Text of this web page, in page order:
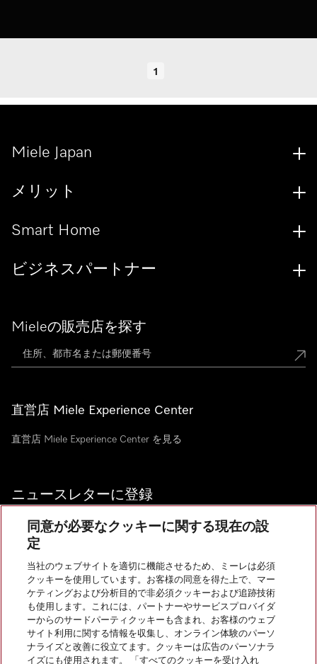
1
Mieleの販売店を探す
直営店 Miele Experience Center
直営店 Miele Experience Center を見る
ニュースレターに登録
お問い合わせ
Miele Japan
メリット
Smart Home
ビジネスパートナー
InstagramのMiele
YoutubeのMiele
同意が必要なクッキーに関する現在の設
定
当社のウェブサイトを適切に機能させるため、ミーレは必須
クッキーを使用しています。お客様の同意を得た上で、マー
ケティングおよび分析目的で非必須クッキーおよび追跡技術
も使用します。これには、パートナーやサービスプロバイダ
ーからのサードパーティクッキーも含まれ、お客様のウェブ
サイト利用に関する情報を収集し、オンライン体験のパーソ
ナライズと改善に役立てます。クッキーは広告のパーソナラ
イズにも使用されます。 「すべてのクッキーを受け入れ